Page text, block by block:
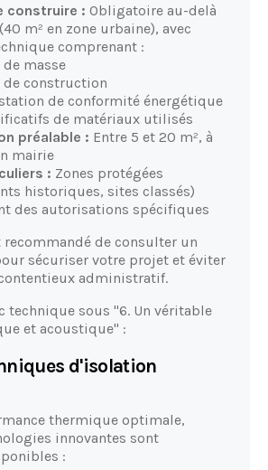
construire : Obligatoire au-delà
m² en zone urbaine), avec
comprenant :
de masse
de construction
de conformité énergétique
de matériaux utilisés
préalable : Entre 5 et 20 m², à
mairie
: Zones protégées
historiques, sites classés)
des autorisations spécifiques
de consulter un
sécuriser votre projet et éviter
administratif.
technique sous "6. Un véritable
et acoustique" :
d'isolation
thermique optimale,
innovantes sont
: